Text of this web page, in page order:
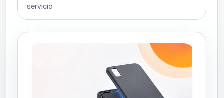
servicio